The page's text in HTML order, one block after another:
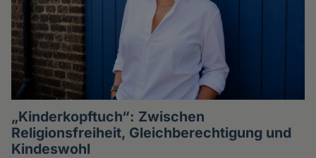
„Kinderkopftuch“: Zwischen
Religionsfreiheit, Gleichberechtigung und
Kindeswohl